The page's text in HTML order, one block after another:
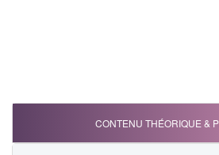
CONTENU THÉORIQUE &